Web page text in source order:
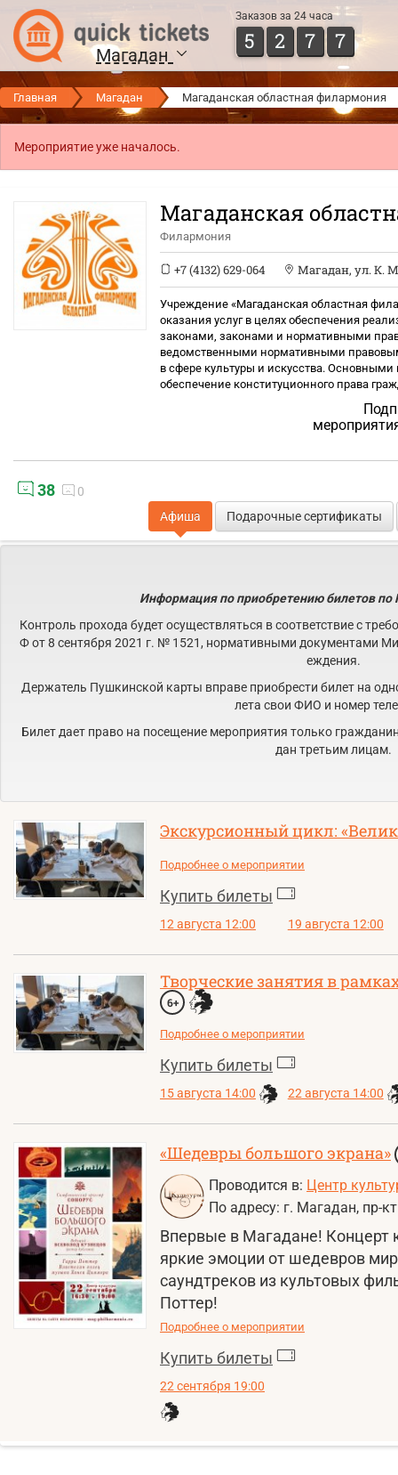
Магадан
Заказов за 24 часа
5 2 7 7
Главная Магадан Магаданская областная филармония
Мероприятие уже началось.
Магаданская
Филармония
+7 (4132) 629-064 Магадан, ул. К.
Учреждение «Магаданская областная
оказания услуг в целях обеспечения
законами, законами и нормативными
ведомственными нормативными
в сфере культуры и искусства.
обеспечение конституционного права
38
0
Афиша
Подарочные сертификаты
Информация по приобретению билетов
Контроль прохода будет осуществляться в соответствие с
Ф от 8 сентября 2021 г. № 1521, нормативными документами
еждения.
Держатель Пушкинской карты вправе приобрести билет на
лета свои ФИО и номер
Билет дает право на посещение мероприятия только
дан третьим лицам.
Экскурсионный цикл:
Подробнее о мероприятии
Купить билеты
12 августа 12:00 19 августа 12:00
Творческие занятия в
6+
Подробнее о мероприятии
Купить билеты
15 августа 14:00 22 августа 14:00
«Шедевры большого экрана»
Проводится в: Центр
По адресу: г. Магадан, пр-
Впервые в Магадане! Концерт
яркие эмоции от шедевров
саундтреков из культовых
Поттер!
Подробнее о мероприятии
Купить билеты
22 сентября 19:00